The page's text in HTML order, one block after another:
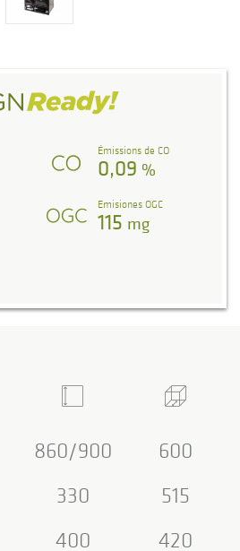
Émissions de CO
0,09 %
Emisiones OGC
115 mg
860/900 600
330 515
400 420